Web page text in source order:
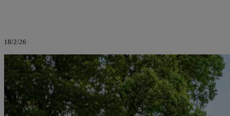
18/2/26